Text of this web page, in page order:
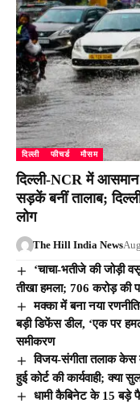
दिल्ली फीचर्ड मौसम
दिल्ली-NCR में
सड़कें बनीं तालाब;
लोग
The Hill India News
‘चाचा-भतीजे की जोड़ी
तीखा हमला; 706 करोड़ की
मक्का में बना नया
बड़ी डिफेंस डील, ‘एक पर
समीकरण
विजय-संगीता तलाक केस
हुई कोर्ट की कार्यवाही;
धामी कैबिनेट के 15 बड़े